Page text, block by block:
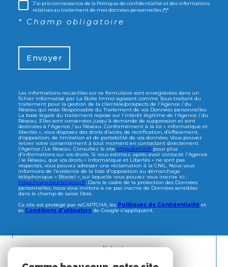
J'ai pris connaissance de la Politique de confidentialité et des informations
relatives au traitement de mes données personnelles (*)*
* Champ obligatoire
Envoyer
Les informations recueillies sur ce formulaire sont enregistrées dans un
fichier informatisé par La Boite Immo agissant comme Sous-traitant du
traitement pour la gestion de la clientèle/prospects de l'Agence / du
Réseau qui reste Responsable du Traitement de vos Données personnelles.
La base légale du traitement repose sur l'intérêt légitime de l'Agence / du
Réseau. Elles sont conservées jusqu'à demande de suppression et sont
destinées à l'Agence / au Réseau. Conformément à la loi « informatique et
libertés », vous disposez des droits d’accès, de rectification, d’effacement,
d’opposition, de limitation et de portabilité de vos données. Vous pouvez
retirer votre consentement à tout moment en contactant directement
l’Agence / Le Réseau. Consultez le site https://cnil.fr/fr pour plus
d’informations sur vos droits. Si vous estimez, après avoir contacté l'Agence
/ le Réseau, que vos droits « Informatique et Libertés » ne sont pas
respectés, vous pouvez adresser une réclamation à la CNIL. Nous vous
informons de l’existence de la liste d'opposition au démarchage
téléphonique « Bloctel », sur laquelle vous pouvez vous inscrire ici :
https://www.bloctel.gouv.fr. Dans le cadre de la protection des Données
personnelles, nous vous invitons à ne pas inscrire de Données sensibles
dans le champ de saisie libre.
Ce site est protégé par reCAPTCHA, les Politiques de Confidentialité et
es Conditions d'utilisation de Google s'appliquent.
Nous